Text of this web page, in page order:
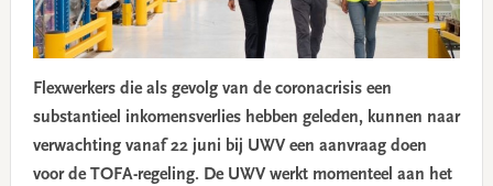
Flexwerkers die als gevolg van de coronacrisis een
substantieel inkomensverlies hebben geleden, kunnen naar
verwachting vanaf 22 juni bij UWV een aanvraag doen
voor de TOFA-regeling. De UWV werkt momenteel aan het